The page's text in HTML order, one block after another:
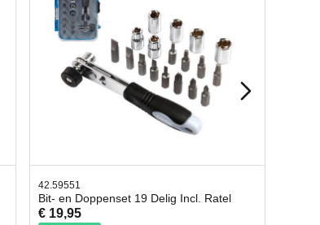
42.59551
Bit- en Doppenset 19 Delig Incl. Ratel
€ 19,95